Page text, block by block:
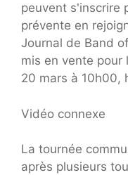
peuvent s'inscrire
prévente en
Journal de Band
mis en vente pour
20 mars à 10h00,
Vidéo connexe
La tournée
après plusieurs